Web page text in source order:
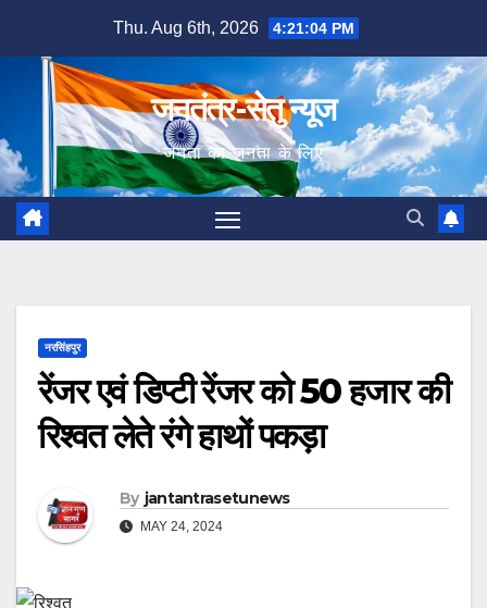
content
Thu. Aug 6th, 2026 4:21:05 PM
जनतंत्र-सेतु न्यूज
जनता का जनता के लिए
नरसिंहपुर
रेंजर एवं डिप्टी रेंजर को 50 हजार की
रिश्वत लेते रंगे हाथों पकड़ा
By jantantrasetunews
MAY 24, 2024